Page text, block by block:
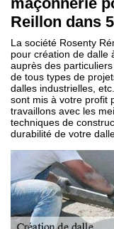
Reillon dans
La société Rosenty
pour création de dalle
auprès des
de tous types de
dalles industrielles,
sont mis à votre profit
travaillons avec les
techniques de
durabilité de votre